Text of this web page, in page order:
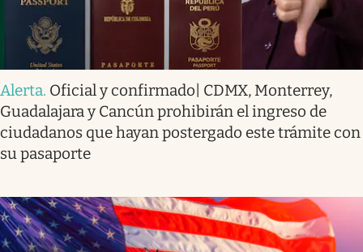
Alerta. Oficial y confirmado| CDMX, Monterrey,
Guadalajara y Cancún prohibirán el ingreso de
ciudadanos que hayan postergado este trámite con
su pasaporte